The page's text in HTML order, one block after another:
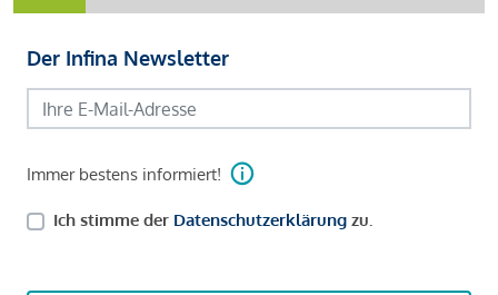
Der Infina Newsletter
Immer bestens informiert!
Ich stimme der Datenschutzerklärung zu.